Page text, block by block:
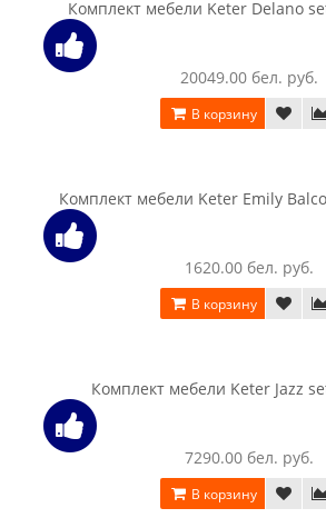
Комплект мебели Keter Corfu